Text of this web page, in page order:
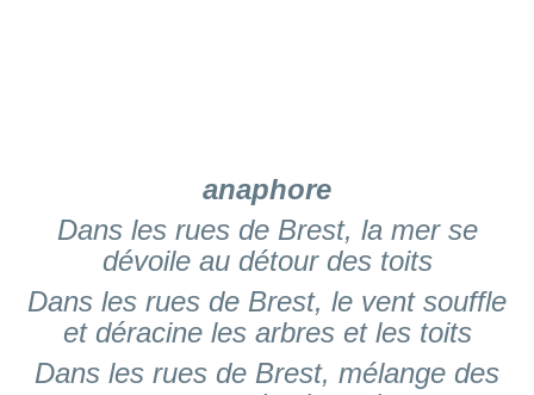
anaphore
Dans les rues de Brest, la mer se
dévoile au détour des toits
Dans les rues de Brest, le vent souffle
et déracine les arbres et les toits
Dans les rues de Brest, mélange des